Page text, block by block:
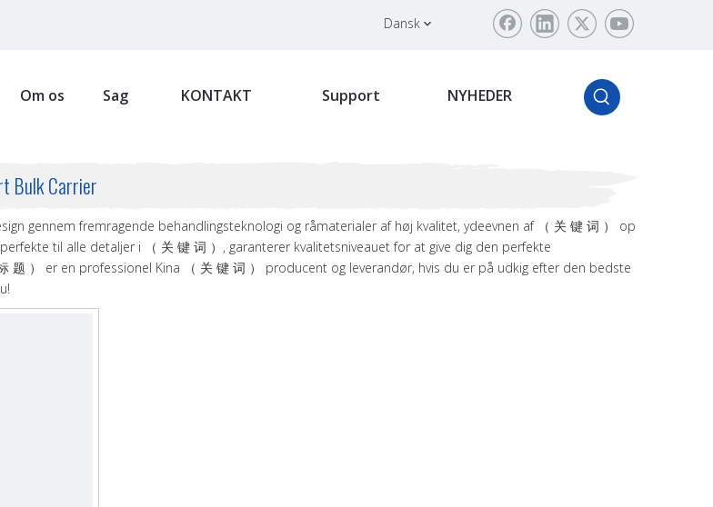
Dansk
Om os Sag KONTAKT Support NYHEDER
Bulk Carrier
gennem fremragende behandlingsteknologi og råmaterialer af høj kvalitet, ydeevnen af ​​（ 关 键 词 ） op
til alle detaljer i （ 关 键 词 ）, garanterer kvalitetsniveauet for at give dig den perfekte
题 ） er en professionel Kina （ 关 键 词 ） producent og leverandør, hvis du er på udkig efter den bedste